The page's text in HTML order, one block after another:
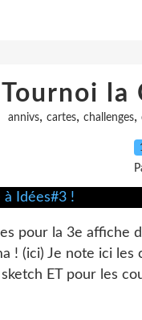
Tournoi la
annivs, cartes, challenges,
pour la 3e affiche
! (ici) Je note ici les
ET pour les